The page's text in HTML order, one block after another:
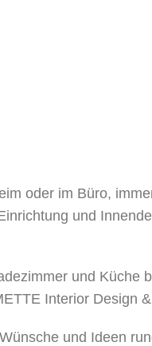
oder im Büro,
und
und Küche
Interior Design
und Ideen